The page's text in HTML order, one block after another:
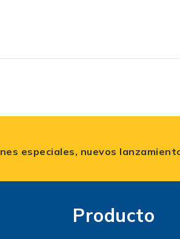
especiales, nuevos
Producto